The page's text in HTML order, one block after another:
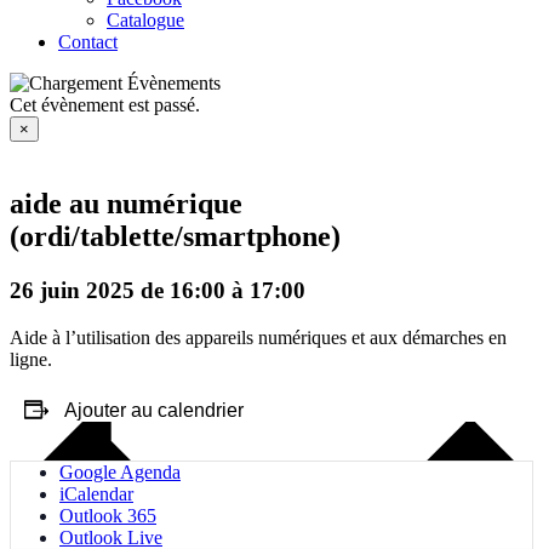
Catalogue
Contact
Cet évènement est passé.
×
aide au numérique
(ordi/tablette/smartphone)
26 juin 2025 de 16:00 à 17:00
Aide à l’utilisation des appareils numériques et aux démarches en
ligne.
Ajouter au calendrier
Google Agenda
iCalendar
Outlook 365
Outlook Live